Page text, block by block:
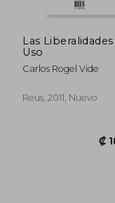
Las
Uso
Carlos Rogel Vide
Reus, 2011, Nuevo